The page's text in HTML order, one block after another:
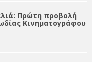
τον “Ντάνιελ